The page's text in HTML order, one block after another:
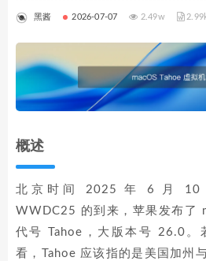
黑酱 2026-07-07 2.49w
概述
北京时间 2025 年 6 月 10
WWDC25 的到来，苹果发布了
代号 Tahoe，大版本号 26.0。
看，Tahoe 应该指的是美国加州